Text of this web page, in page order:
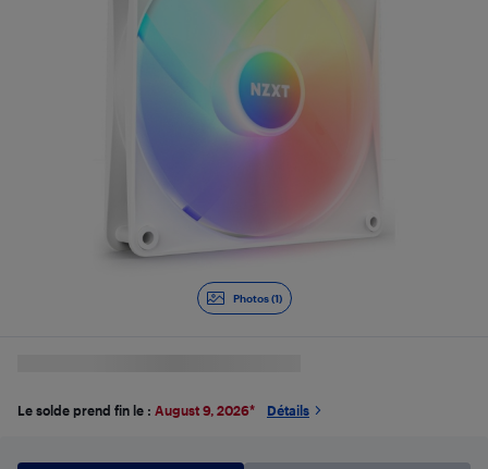
Photos (1)
Le solde prend fin le : August 9, 2026* Détails